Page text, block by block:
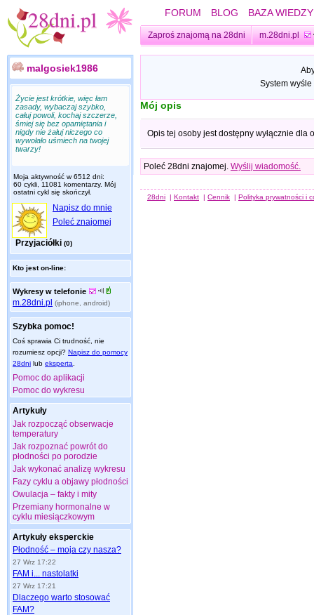
FORUM BLOG BAZA WIEDZY
Zaproś znajomą na 28dni m.28dni.pl
malgosiek1986
Życie jest krótkie, więc łam
zasady, wybaczaj szybko,
całuj powoli, kochaj szczerze,
śmiej się bez opamiętania i
nigdy nie żałuj niczego co
wywołało uśmiech na twojej
twarzy!
Moja aktywność w 6512 dni:
60 cykli, 11081 komentarzy. Mój
ostatni cykl się skończył.
Napisz do mnie
Poleć znajomej
Przyjaciółki (0)
Kto jest on-line:
Wykresy w telefonie
m.28dni.pl (iphone, android)
Szybka pomoc!
Coś sprawia Ci trudność, nie
rozumiesz opcji? Napisz do pomocy
28dni lub eksperta
Pomoc do aplikacji
Pomoc do wykresu
Artykuły
Jak rozpocząć obserwacje
temperatury
Jak rozpoznać powrót do
płodności po porodzie
Jak wykonać analizę wykresu
Fazy cyklu a objawy płodności
Owulacja – fakty i mity
Przemiany hormonalne w
cyklu miesiączkowym
Artykuły eksperckie
Płodność – moja czy nasza?
27 Wrz 17:22
FAM i... nastolatki
27 Wrz 17:21
Dlaczego warto stosować
FAM?
System
Mój opis
Opis tej osoby jest dostępny wyłącznie dla
Poleć 28dni znajomej. Wyślij wiadomość.
28dni | Kontakt | Cennik | Polityka prywatności i